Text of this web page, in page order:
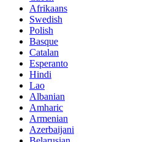
Afrikaans
Swedish
Polish
Basque
Catalan
Esperanto
Hindi
Lao
Albanian
Amharic
Armenian
Azerbaijani